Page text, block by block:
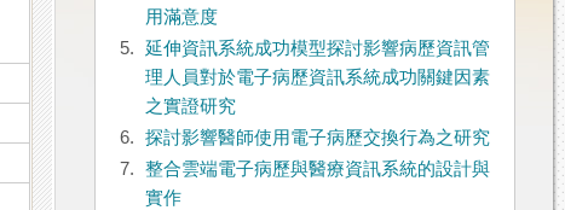
用滿意度
5.
延伸資訊系統成功模型探討影響病歷資訊管
理人員對於電子病歷資訊系統成功關鍵因素
之實證研究
6.
探討影響醫師使用電子病歷交換行為之研究
7.
整合雲端電子病歷與醫療資訊系統的設計與
實作